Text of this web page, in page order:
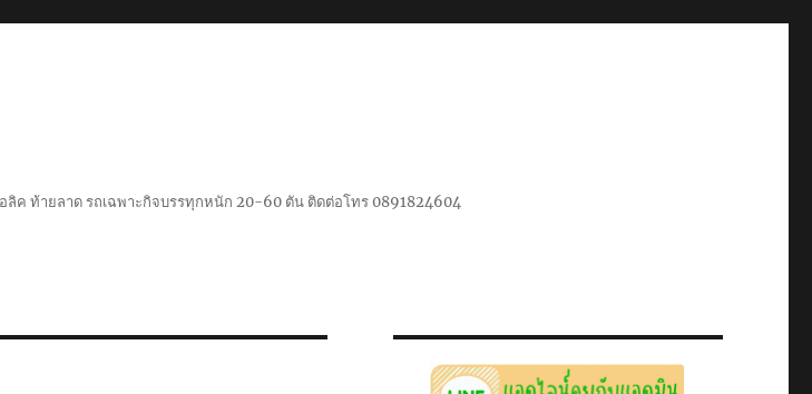
อลิค ท้ายลาด รถเฉพาะกิจบรรทุกหนัก 20-60 ตัน ติดต่อโทร 0891824604